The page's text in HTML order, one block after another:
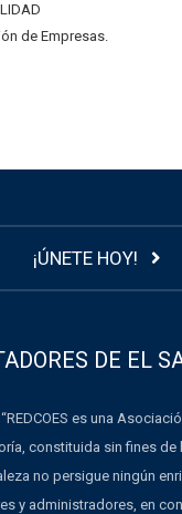
de Empresas.
¡ÚNETE HOY!
DE EL
“REDCOES es una
constituida sin fines de
no persigue ningún
y administradores, en